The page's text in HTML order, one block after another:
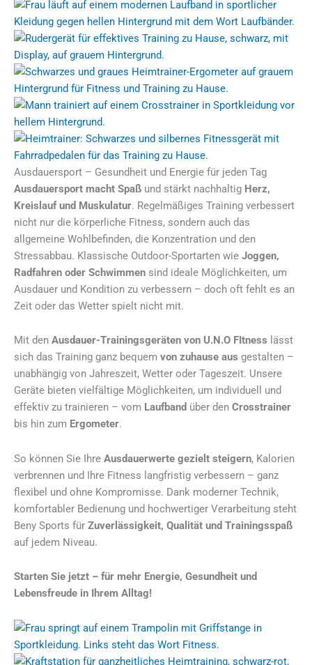
Ausdauersport – Gesundheit und Energie für jeden Tag
Ausdauersport macht Spaß und stärkt nachhaltig Herz,
Kreislauf und Muskulatur. Regelmäßiges Training verbessert
nicht nur die körperliche Fitness, sondern auch das
allgemeine Wohlbefinden, die Konzentration und den
Stressabbau. Klassische Outdoor-Sportarten wie Joggen,
Radfahren oder Schwimmen sind ideale Möglichkeiten, um
Ausdauer und Kondition zu verbessern – doch oft fehlt es an
Zeit oder das Wetter spielt nicht mit.
Mit den Ausdauer-Trainingsgeräten von U.N.O FItness lässt
sich das Training ganz bequem von zuhause aus gestalten –
unabhängig von Jahreszeit, Wetter oder Tageszeit. Unsere
Geräte bieten vielfältige Möglichkeiten, um individuell und
effektiv zu trainieren – vom Laufband über den Crosstrainer
bis hin zum Ergometer.
So können Sie Ihre Ausdauerwerte gezielt steigern, Kalorien
verbrennen und Ihre Fitness langfristig verbessern – ganz
flexibel und ohne Kompromisse. Dank moderner Technik,
komfortabler Bedienung und hochwertiger Verarbeitung steht
Beny Sports für Zuverlässigkeit, Qualität und Trainingsspaß
auf jedem Niveau.
Starten Sie jetzt – für mehr Energie, Gesundheit und
Lebensfreude in Ihrem Alltag!